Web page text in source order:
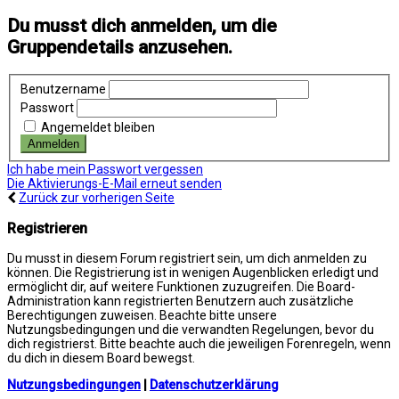
Du musst dich anmelden, um die
Gruppendetails anzusehen.
Benutzername
Passwort
Angemeldet bleiben
Ich habe mein Passwort vergessen
Die Aktivierungs-E-Mail erneut senden
Zurück zur vorherigen Seite
Registrieren
Du musst in diesem Forum registriert sein, um dich anmelden zu
können. Die Registrierung ist in wenigen Augenblicken erledigt und
ermöglicht dir, auf weitere Funktionen zuzugreifen. Die Board-
Administration kann registrierten Benutzern auch zusätzliche
Berechtigungen zuweisen. Beachte bitte unsere
Nutzungsbedingungen und die verwandten Regelungen, bevor du
dich registrierst. Bitte beachte auch die jeweiligen Forenregeln, wenn
du dich in diesem Board bewegst.
Nutzungsbedingungen
Datenschutzerklärung